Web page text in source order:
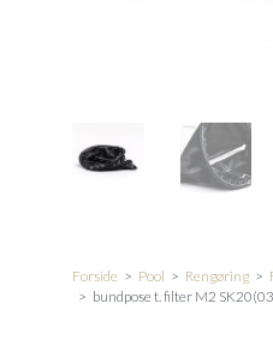
Forside > Pool > Rengøring >
> bundpose t. filter M2